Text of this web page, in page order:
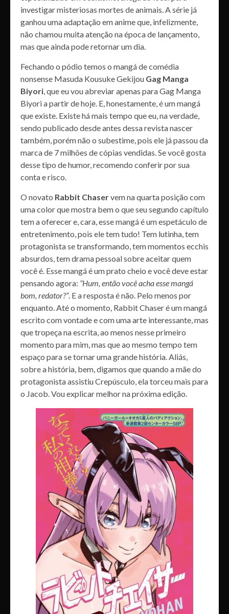
investigar misteriosas mortes de animais. A série já
ganhou uma adaptação em anime que, infelizmente,
não chamou muita atenção na época de lançamento,
mas que ainda pode retornar um dia.
Fechando o pódio temos o mangá de comédia
nonsense Masuda Kousuke Gekijou Gag Manga
Biyori , que eu vou abreviar apenas para Gag Manga
Biyori a partir de hoje. E, honestamente, é um mangá
que existe. Existe há mais tempo que eu, na verdade,
sendo publicado desde antes dessa revista nascer
também, porém não o subestime, pois ele já passou da
marca de 7 milhões de cópias vendidas. Se você gosta
desse tipo de humor, recomendo conferir por sua
conta e risco.
O novato Rabbit Chaservem na quarta posição com
uma color que mostra bem o que seu segundo capítulo
tem a oferecer e, cara, esse mangá é um espetáculo de
entretenimento, pois ele tem tudo! Tem lutinha, tem
protagonista se transformando, tem momentos ecchis
absurdos, tem drama pessoal sobre aceitar quem
você é. Esse mangá é um prato cheio e você deve estar
pensando agora: “Hum, então você acha esse mangá
bom, redator?”. E a resposta é não. Pelo menos por
enquanto. Até o momento, Rabbit Chaser é um mangá
escrito com vontade e com uma arte interessante, mas
que tropeça na escrita, ao menos nesse primeiro
momento para mim, mas que ao mesmo tempo tem
espaço para se tornar uma grande história. Aliás,
sobre a história, bem, digamos que quando a mãe do
protagonista assistiu Crepúsculo, ela torceu mais para
o Jacob. Vou explicar melhor na próxima edição.